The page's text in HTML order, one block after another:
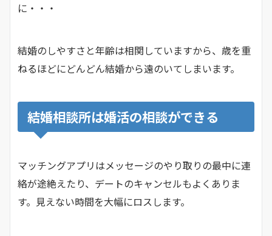
に・・・
結婚のしやすさと年齢は相関していますから、歳を重
ねるほどにどんどん結婚から遠のいてしまいます。
結婚相談所は婚活の相談ができる
マッチングアプリはメッセージのやり取りの最中に連
絡が途絶えたり、デートのキャンセルもよくありま
す。見えない時間を大幅にロスします。